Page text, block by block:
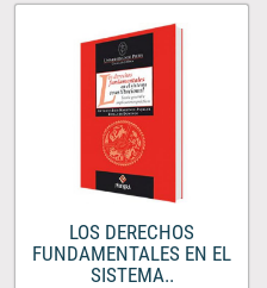
LOS DERECHOS
FUNDAMENTALES EN EL
SISTEMA..